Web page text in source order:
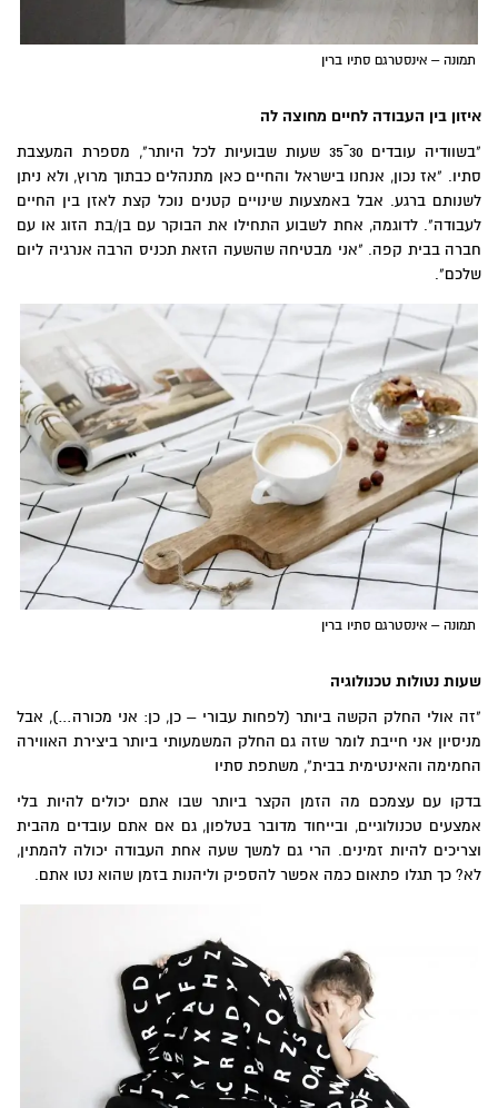
תמונה – אינסטרגם סתיו ברין
איזון בין העבודה לחיים מחוצה לה
"בשוודיה עובדים 30ˉ35 שעות שבועיות לכל היותר", מספרת המעצבת
סתיו. "אז נכון, אנחנו בישראל והחיים כאן מתנהלים כבתוך מרוץ, ולא ניתן
לשנותם ברגע. אבל באמצעות שינויים קטנים נוכל קצת לאזן בין החיים
לעבודה". לדוגמה, אחת לשבוע התחילו את הבוקר עם בן/בת הזוג או עם
חברה בבית קפה. "אני מבטיחה שהשעה הזאת תכניס הרבה אנרגיה ליום
שלכם".
תמונה – אינסטרגם סתיו ברין
שעות נטולות טכנולוגיה
"זה אולי החלק הקשה ביותר (לפחות עבורי – כן, כן: אני מכורה…), אבל
מניסיון אני חייבת לומר שזה גם החלק המשמעותי ביותר ביצירת האווירה
החמימה והאינטימית בבית", משתפת סתיו
בדקו עם עצמכם מה הזמן הקצר ביותר שבו אתם יכולים להיות בלי
אמצעים טכנולוגיים, ובייחוד מדובר בטלפון, גם אם אתם עובדים מהבית
וצריכים להיות זמינים. הרי גם למשך שעה אחת העבודה יכולה להמתין,
לא? כך תגלו פתאום כמה אפשר להספיק וליהנות בזמן שהוא נטו אתם.